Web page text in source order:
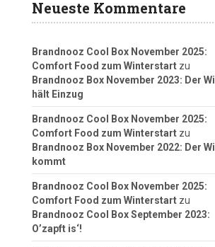
Neueste Kommentare
Brandnooz Cool Box November 2025:
Comfort Food zum Winterstart zu
Brandnooz Box November 2023: Der
hält Einzug
Brandnooz Cool Box November 2025:
Comfort Food zum Winterstart zu
Brandnooz Box November 2022: Der
kommt
Brandnooz Cool Box November 2025:
Comfort Food zum Winterstart zu
Brandnooz Cool Box September 2023:
O’zapft is‘!